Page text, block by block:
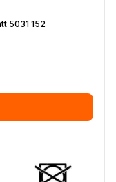
5031 152